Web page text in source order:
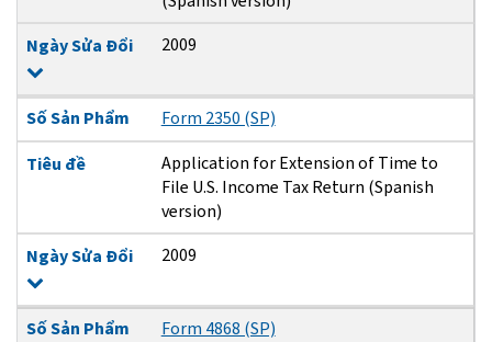
Ngày Sửa Đổi
2009
Số Sản Phẩm
Form 2350 (SP)
Tiêu đề
Application for Extension of Time to
File U.S. Income Tax Return (Spanish
version)
Ngày Sửa Đổi
2009
Số Sản Phẩm
Form 4868 (SP)